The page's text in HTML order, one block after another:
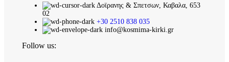
Δοϊρανης & Σπετσων, Καβαλα, 653
02
+30 2510 838 035
info@kosmima-kirki.gr
Follow us: